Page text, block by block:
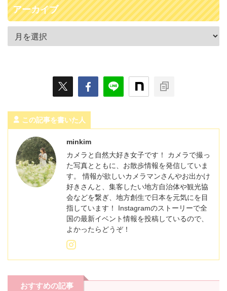
アーカイブ
この記事を書いた人
minkim
カメラと自然大好き女子です！ カメラで撮っ
た写真とともに、お散歩情報を発信していま
す。 情報が欲しいカメラマンさんやお出かけ
好きさんと、集客したい地方自治体や観光協
会などを繋ぎ、地方創生で日本を元気にを目
指しています！ Instagramのストーリーで全
国の最新イベント情報を投稿しているので、
よかったらどうぞ！
おすすめの記事